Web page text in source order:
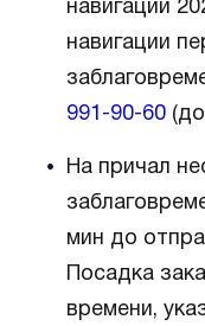
навигации
навигации
991-90-60(до
На причал
мин до
Посадка
времени,